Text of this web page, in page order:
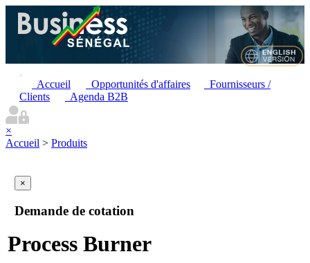
Accueil Opportunités d'affaires
Fournisseurs /
Clients
Agenda B2B
×
Accueil > Produits
×
Demande de cotation
Process Burner